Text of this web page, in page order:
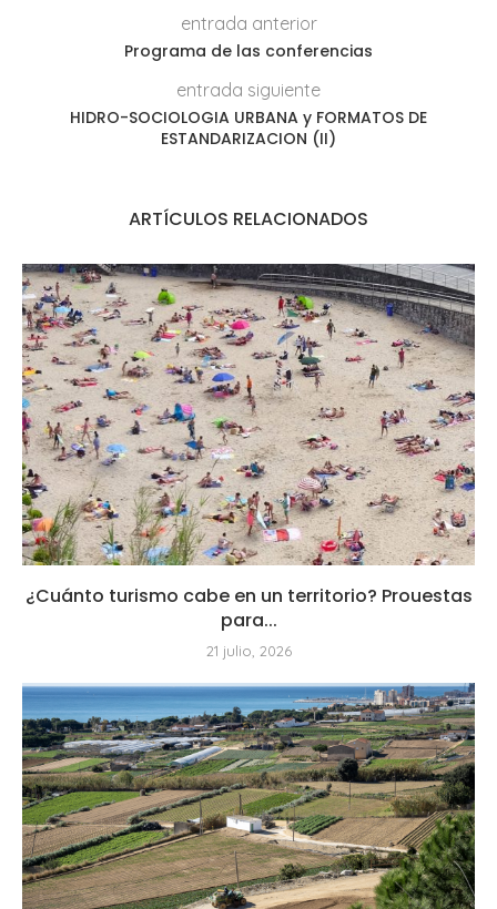
entrada anterior
Programa de las conferencias
entrada siguiente
HIDRO-SOCIOLOGIA URBANA y FORMATOS DE
ESTANDARIZACION (II)
ARTÍCULOS RELACIONADOS
¿Cuánto turismo cabe en un territorio? Prouestas
para...
21 julio, 2026